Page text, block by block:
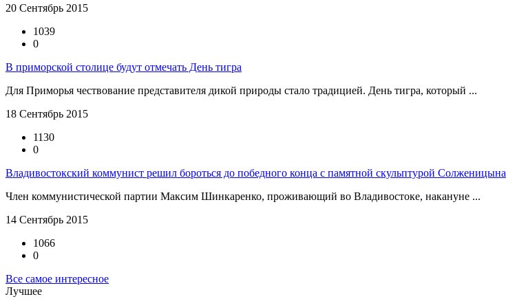
20 Сентябрь 2015
1039
0
В приморской столице будут отмечать День тигра
Для Приморья чествование представителя дикой природы стало традицией. День тигра, который ...
18 Сентябрь 2015
1130
0
Владивостокский коммунист решил бороться до победного конца с памятной скульптурой Солженицына
Член коммунистической партии Максим Шинкаренко, проживающий во Владивостоке, накануне ...
14 Сентябрь 2015
1066
0
Все самое интересное
Лучшее